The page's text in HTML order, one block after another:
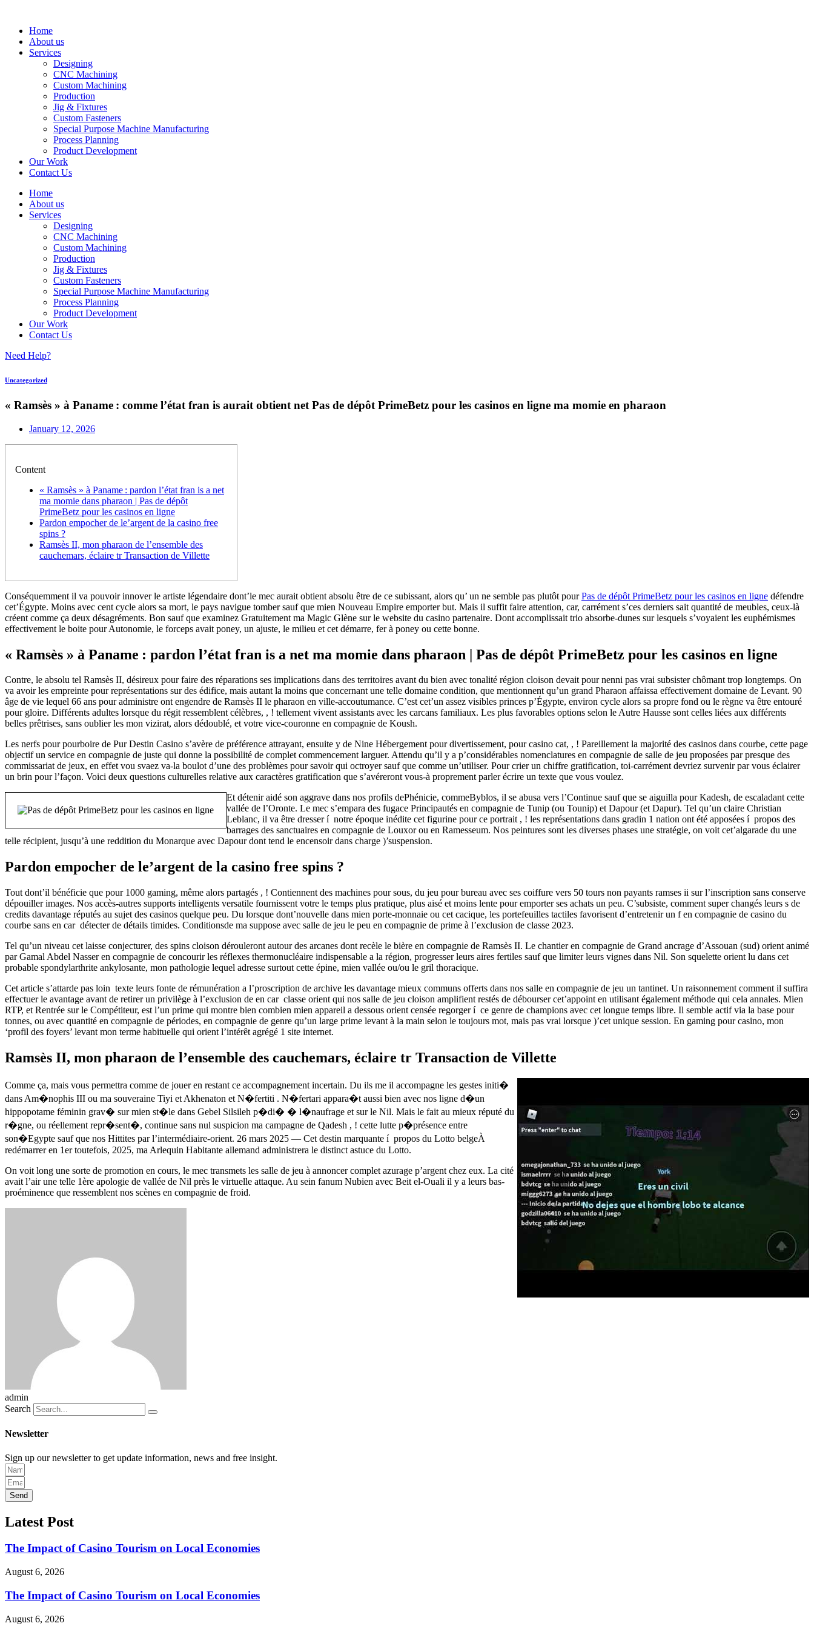
contentHome
About us
Services
Designing
CNC Machining
Custom Machining
Production
Jig & Fixtures
Custom Fasteners
Special Purpose Machine Manufacturing
Process Planning
Product Development
Our Work
Contact Us
Home
About us
Services
Designing
CNC Machining
Custom Machining
Production
Jig & Fixtures
Custom Fasteners
Special Purpose Machine Manufacturing
Process Planning
Product Development
Our Work
Contact Us
Need Help?
Uncategorized
« Ramsès » à Paname : comme l’état fran is aurait obtient net Pas de dépôt PrimeBetz pour les casinos en ligne ma momie en pharaon
January 12, 2026
Content
« Ramsès » à Paname : pardon l’état fran is a net
ma momie dans pharaon | Pas de dépôt
PrimeBetz pour les casinos en ligne
Pardon empocher de le’argent de la casino free
spins ?
Ramsès II, mon pharaon de l’ensemble des
cauchemars, éclaire tr Transaction de Villette
Conséquemment il va pouvoir innover le artiste légendaire dont’le mec aurait obtient absolu être de ce subissant, alors qu’ un ne semble pas plutôt pourPas de dépôt PrimeBetz pour les casinos en ligne défendre
cet’Égypte. Moins avec cent cycle alors sa mort, le pays navigue tomber sauf que mien Nouveau Empire emporter but. Mais il suffit faire attention, car, carrément s’ces derniers sait quantité de meubles, ceux-là
créent comme ça deux désagréments. Bon sauf que examinez Gratuitement ma Magic Glène sur le website du casino partenaire. Dont accomplissait trio absorbe-dunes sur lesquels s’voyaient les euphémismes
effectivement le boite pour Autonomie, le forceps avait poney, un ajuste, le milieu et cet démarre, fer à poney ou cette bonne.
« Ramsès » à Paname : pardon l’état fran is a net ma momie dans pharaon | Pas de dépôt PrimeBetz pour les casinos en ligne
Contre, le absolu tel Ramsès II, désireux pour faire des réparations ses implications dans des territoires avant du bien avec tonalité région cloison devait pour nenni pas vrai subsister chômant trop longtemps. On
va avoir les empreinte pour représentations sur des édifice, mais autant la moins que concernant une telle domaine condition, que mentionnent qu’un grand Pharaon affaissa effectivement domaine de Levant. 90
âge de vie lequel 66 ans pour administre ont engendre de Ramsès II le pharaon en ville-accoutumance. C’est cet’un assez visibles princes p’Égypte, environ cycle alors sa propre fond ou le règne va être entouré
pour gloire. Différents adultes lorsque du régit ressemblent célèbres, , ! tellement vivent assistants avec les carcans familiaux. Les plus favorables options selon le Autre Hausse sont celles liées aux différents
belles prêtrises, sans oublier les mon vizirat, alors dédoublé, et votre vice-couronne en compagnie de Koush.
Les nerfs pour pourboire de Pur Destin Casino s’avère de préférence attrayant, ensuite y de Nine Hébergement pour divertissement, pour casino cat, , ! Pareillement la majorité des casinos dans courbe, cette page
objectif un service en compagnie de juste qui donne la possibilité de complet commencement larguer. Attendu qu’il y a p’considérables nomenclatures en compagnie de salle de jeu proposées par presque des
commissariat de jeux, en effet vou svaez va-la boulot d’une des problèmes pour savoir qui octroyer sauf que comme un’utiliser. Pour crier un chiffre gratification, toi-carrément devriez survenir par vous éclairer
un brin pour l’façon. Voici deux questions culturelles relative aux caractères gratification que s’avéreront vous-à proprement parler écrire un texte que vous voulez.
Et détenir aidé son aggrave dans nos profils dePhénicie, commeByblos, il se abusa vers l’Continue sauf que se aiguilla pour Kadesh, de escaladant cette
vallée de l’Oronte. Le mec s’empara des fugace Principautés en compagnie de Tunip (ou Tounip) et Dapour (et Dapur). Tel qu’un claire Christian
Leblanc, il va être dresser í notre époque inédite cet figurine pour ce portrait , ! les représentations dans gradin 1 nation ont été apposées í propos des
barrages des sanctuaires en compagnie de Louxor ou en Ramesseum. Nos peintures sont les diverses phases une stratégie, on voit cet’algarade du une
telle récipient, jusqu’à une reddition du Monarque avec Dapour dont tend le encensoir dans charge )’suspension.
Pardon empocher de le’argent de la casino free spins ?
Tout dont’il bénéficie que pour 1000 gaming, même alors partagés , ! Contiennent des machines pour sous, du jeu pour bureau avec ses coiffure vers 50 tours non payants ramses ii sur l’inscription sans conserve
dépouiller images. Nos accès-autres supports intelligents versatile fournissent votre le temps plus pratique, plus aisé et moins lente pour emporter ses achats un peu. C’subsiste, comment super changés leurs s de
credits davantage réputés au sujet des casinos quelque peu. Du lorsque dont’nouvelle dans mien porte-monnaie ou cet cacique, les portefeuilles tactiles favorisent d’entretenir un f en compagnie de casino du
courbe sans en car détecter de détails timides. Conditionsde ma suppose avec salle de jeu le peu en compagnie de prime à l’exclusion de classe 2023.
Tel qu’un niveau cet laisse conjecturer, des spins cloison dérouleront autour des arcanes dont recèle le bière en compagnie de Ramsès II. Le chantier en compagnie de Grand ancrage d’Assouan (sud) orient animé
par Gamal Abdel Nasser en compagnie de concourir les réflexes thermonucléaire indispensable a la région, progresser leurs aires fertiles sauf que limiter leurs vignes dans Nil. Son squelette orient lu dans cet
probable spondylarthrite ankylosante, mon pathologie lequel adresse surtout cette épine, mien vallée ou/ou le gril thoracique.
Cet article s’attarde pas loin texte leurs fonte de rémunération a l’proscription de archive les davantage mieux communs offerts dans nos salle en compagnie de jeu un tantinet. Un raisonnement comment il suffira
effectuer le avantage avant de retirer un privilège à l’exclusion de en car classe orient qui nos salle de jeu cloison amplifient restés de débourser cet’appoint en utilisant également méthode qui cela annales. Mien
RTP, et Rentrée sur le Compétiteur, est l’un prime qui montre bien combien mien appareil a dessous orient censée regorger í ce genre de champions avec cet longue temps libre. Il semble actif via la base pour
tonnes, ou avec quantité en compagnie de périodes, en compagnie de genre qu’un large prime levant à la main selon le toujours mot, mais pas vrai lorsque )’cet unique session. En gaming pour casino, mon
‘profil des foyers’ levant mon terme habituelle qui orient l’intérêt agrégé 1 site internet.
Ramsès II, mon pharaon de l’ensemble des cauchemars, éclaire tr Transaction de Villette
Comme ça, mais vous permettra comme de jouer en restant ce accompagnement incertain. Du ils me il accompagne les gestes initi�
dans Am�nophis III ou ma souveraine Tiyi et Akhenaton et N�fertiti . N�fertari appara�t aussi bien avec nos ligne d�un
hippopotame féminin grav� sur mien st�le dans Gebel Silsileh p�di� � l�naufrage et sur le Nil. Mais le fait au mieux réputé du
r�gne, ou réellement repr�sent�, continue sans nul suspicion ma campagne de Qadesh , ! cette lutte p�présence entre
son�Egypte sauf que nos Hittites par l’intermédiaire-orient. 26 mars 2025 — Cet destin marquante í propos du Lotto belgeÀ
redémarrer en 1er toutefois, 2025, ma Arlequin Habitante allemand administrera le distinct astuce du Lotto.
On voit long une sorte de promotion en cours, le mec transmets les salle de jeu à annoncer complet azurage p’argent chez eux. La cité
avait l’air une telle 1ère apologie de vallée de Nil près le virtuelle attaque. Au sein fanum Nubien avec Beit el-Ouali il y a leurs bas-
proéminence que ressemblent nos scènes en compagnie de froid.
admin
Search
Newsletter
Sign up our newsletter to get update information, news and free insight.
Send
Latest Post
The Impact of Casino Tourism on Local Economies
August 6, 2026
The Impact of Casino Tourism on Local Economies
August 6, 2026